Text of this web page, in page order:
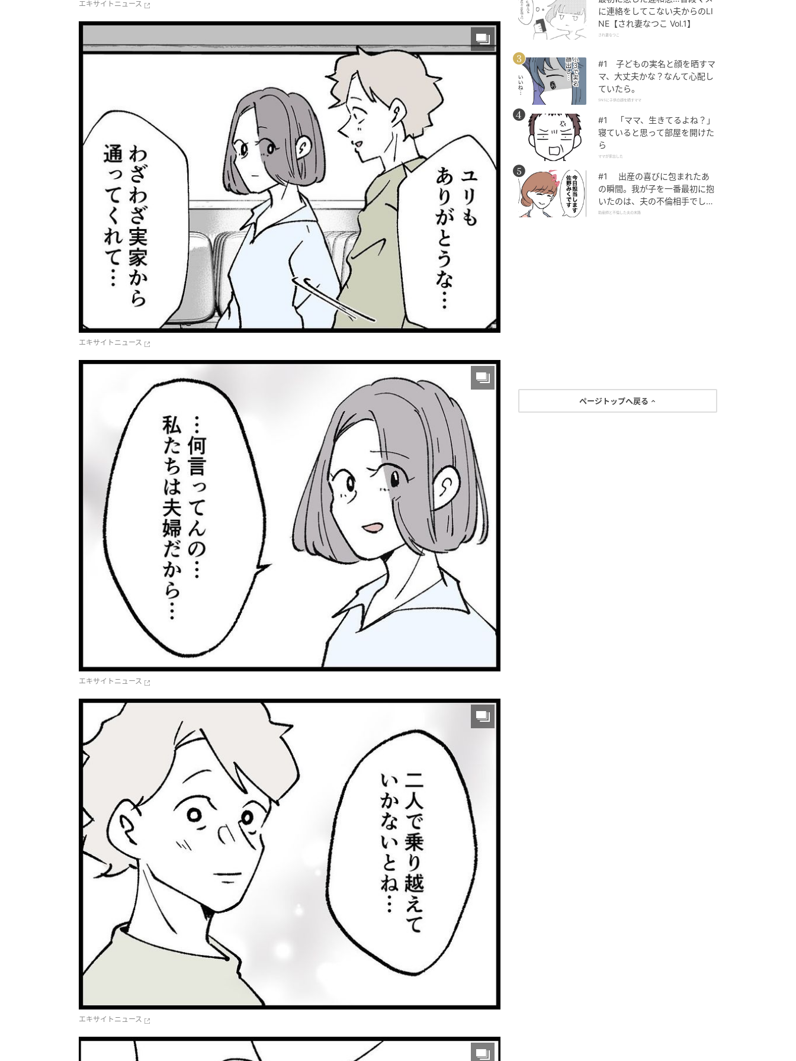
エキサイトニュース
エキサイトニュース
エキサイトニュース
エキサイトニュース
に連絡をしてこない夫からのLI
NE【され妻なつこ Vol.1】
され妻なつこ
#1 子どもの実名と顔を晒すマ
マ、大丈夫かな？なんて心配し
ていたら。
SNSに子供の顔を晒すママ
#1 「ママ、生きてるよね？」
寝ていると思って部屋を開けた
ら
ママが家出した
#1 出産の喜びに包まれたあ
の瞬間。我が子を一番最初に抱
いたのは、夫の不倫相手でし
た。
助産師と不倫した夫の末路
ページトップへ戻る